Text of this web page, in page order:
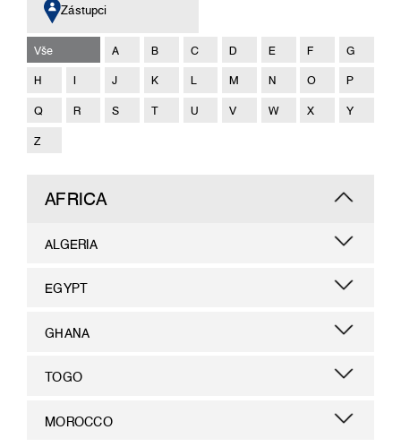
Zástupci
Vše A B C D E F
G
H
I J K L M N O
P
Q
R S T U V W X
Y
Z
AFRICA
ALGERIA
EGYPT
GHANA
TOGO
MOROCCO